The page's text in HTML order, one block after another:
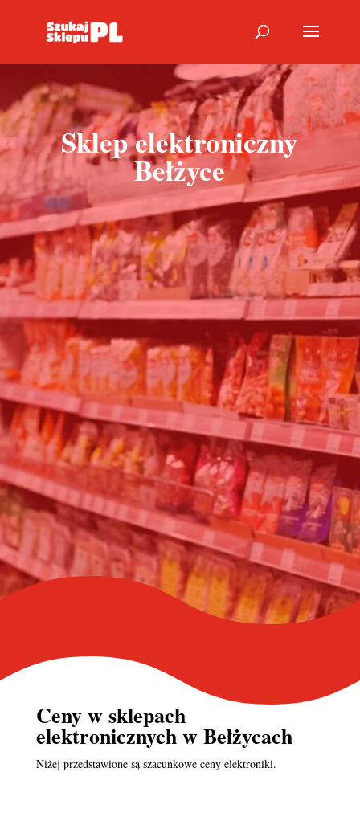
Sklep elektroniczny
Bełżyce
Ceny wsklepach
elektronicznychw Bełżycach
Niżej przedstawione są szacunkowe ceny elektroniki.